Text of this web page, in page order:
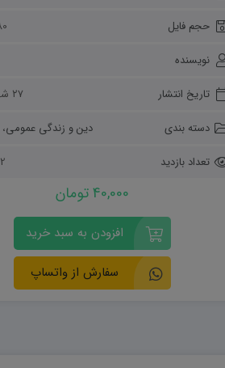
دفاعی دهم
هویت اجتماعی
حجم فایل
80
نویسنده
تاریخ انتشار
۲۷ شهریور ۱۴۰۲
دسته بندی
دین و زندگی عمومی
تعداد بازدید
40,000 تومان
افزودن به سبد خرید
سفارش از واتساپ